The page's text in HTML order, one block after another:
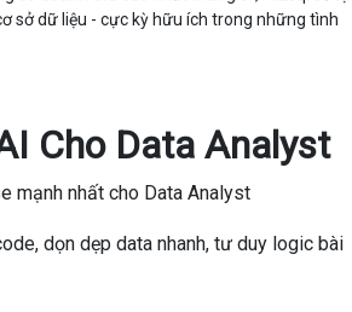
sở dữ liệu - cực kỳ hữu ích trong những tình
Cho Data Analyst
mạnh nhất cho Data Analyst
dọn dẹp data nhanh, tư duy logic bài